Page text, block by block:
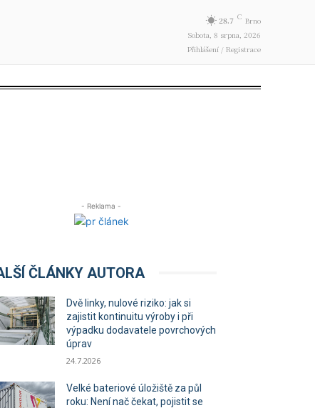
28.7 C Brno
Sobota, 8 srpna, 2026
Přihlášení / Registrace
- Reklama -
ČLÁNKY AUTORA
Dvě linky, nulové riziko: jak si
zajistit kontinuitu výroby i při
výpadku dodavatele povrchových
úprav
24.7.2026
Velké bateriové úložiště za půl
roku: Není nač čekat, pojistit se